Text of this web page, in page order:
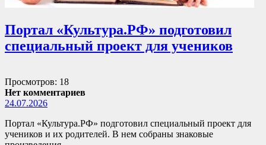
Портал «Культура.РФ» подготовил
специальный проект для учеников
Просмотров: 18
Нет комментариев
24.07.2026
Портал «Культура.РФ» подготовил специальный проект для
учеников и их родителей. В нем собраны знаковые